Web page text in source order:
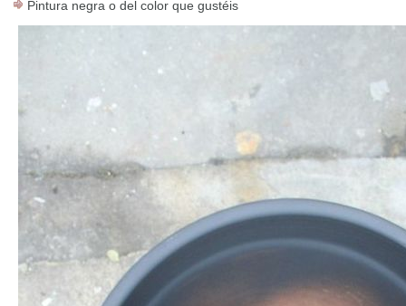
Pintura negra o del color que gustéis